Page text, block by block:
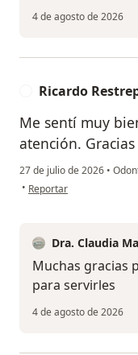
4 de agosto de 2026
Ricardo
Me sentí muy
atención. Gracias
27 de julio de 2026 •
• en opinión del usuario
Reportar
Dra. Claudia
Muchas gracias
para servirles
4 de agosto de 2026